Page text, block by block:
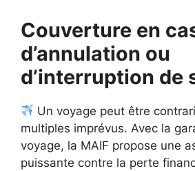
Couverture en
d’annulation ou
d’interruption de
Un voyage peut être
multiples imprévus. Avec la
voyage, la MAIF propose une
puissante contre la perte